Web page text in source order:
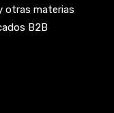
otras materias
B2B